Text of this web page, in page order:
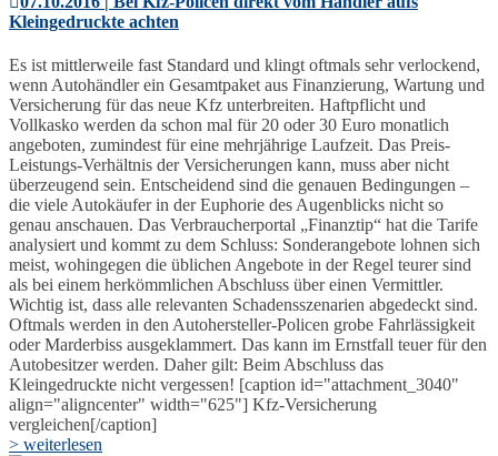
Kleingedruckte achten
Es ist mittlerweile fast Standard und klingt oftmals sehr verlockend,
wenn Autohändler ein Gesamtpaket aus Finanzierung, Wartung und
Versicherung für das neue Kfz unterbreiten. Haftpflicht und
Vollkasko werden da schon mal für 20 oder 30 Euro monatlich
angeboten, zumindest für eine mehrjährige Laufzeit. Das Preis-
Leistungs-Verhältnis der Versicherungen kann, muss aber nicht
überzeugend sein. Entscheidend sind die genauen Bedingungen –
die viele Autokäufer in der Euphorie des Augenblicks nicht so
genau anschauen. Das Verbraucherportal „Finanztip“ hat die Tarife
analysiert und kommt zu dem Schluss: Sonderangebote lohnen sich
meist, wohingegen die üblichen Angebote in der Regel teurer sind
als bei einem herkömmlichen Abschluss über einen Vermittler.
Wichtig ist, dass alle relevanten Schadensszenarien abgedeckt sind.
Oftmals werden in den Autohersteller-Policen grobe Fahrlässigkeit
oder Marderbiss ausgeklammert. Das kann im Ernstfall teuer für den
Autobesitzer werden. Daher gilt: Beim Abschluss das
Kleingedruckte nicht vergessen! [caption id="attachment_3040"
align="aligncenter" width="625"] Kfz-Versicherung
vergleichen[/caption]
> weiterlesen